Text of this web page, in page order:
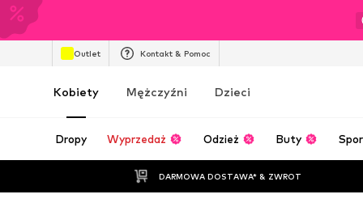
Outlet Kontakt & Pomoc
Kobiety Mężczyźni Dzieci
Dropy Wyprzedaż Odzież Buty
DARMOWA DOSTAWA* & ZWROT